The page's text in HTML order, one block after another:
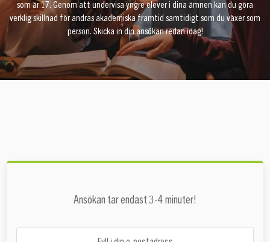
som är 17. Genom att undervisa yngre elever i dina ämnen kan du göra
verklig skillnad för andras akademiska framtid samtidigt som du växer som
person. Skicka in din ansökan redan idag!
Ansökan tar endast 3-4 minuter!